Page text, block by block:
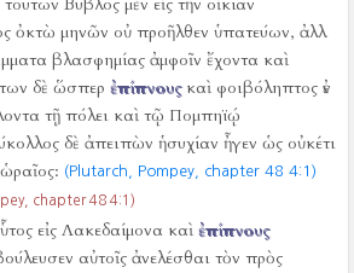
ὀκτὼ μηνῶν οὐ προῆλθεν ὑπατεύων, ἀλλ
βλασφημίας ἀμφοῖν ἔχοντα καὶ
δὲ ὥσπερἐπίπνουςκαὶ φοιβόληπτος ἐν
τῇ πόλει καὶ τῷ Πομπηϊῴ
δὲ ἀπειπὼν ἡσυχίαν ἦγεν ὡς οὐκέτι
(Plutarch, Pompey, chapter 48 4:1)
chapter 48 4:1)
εἰς Λακεδαίμονα καὶἐπίπνους
αὐτοῖς ἀνελέσθαι τὸν πρὸς